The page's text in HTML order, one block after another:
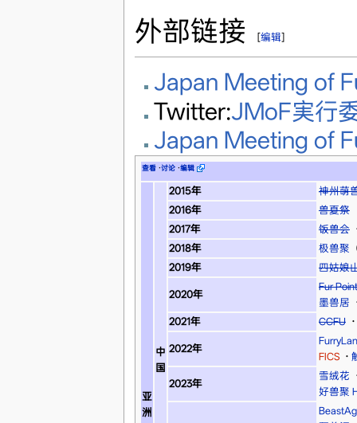
外部链接 [编辑]
Japan Meeting of
Twitter:JMoF実行
Japan Meeting of
查看·讨论·编辑
亚
洲
中
国
2015年
神州萌
2016年
兽夏祭
2017年
饭兽会
2018年
极兽聚
2019年
四姑娘
2020年
Fur
墨兽居
2021年
CCFU ·
2022年
FICS ·
2023年
雪绒花
好兽聚